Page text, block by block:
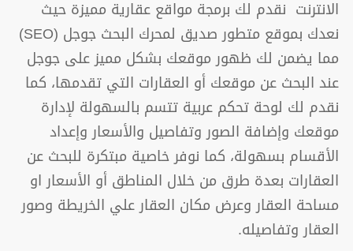
الانترنت نقدم لك برمجة مواقع عقارية مميزة حيث
نعدك بموقع متطور صديق لمحرك البحث جوجل (SEO)
مما يضمن لك ظهور موقعك بشكل مميز على جوجل
عند البحث عن موقعك أو العقارات التي تقدمها، كما
نقدم لك لوحة تحكم عربية تتسم بالسهولة لإدارة
موقعك وإضافة الصور وتفاصيل والأسعار وإعداد
الأقسام بسهولة، كما نوفر خاصية مبتكرة للبحث عن
العقارات بعدة طرق من خلال المناطق أو الأسعار او
مساحة العقار وعرض مكان العقار علي الخريطة وصور
العقار وتفاصيله.